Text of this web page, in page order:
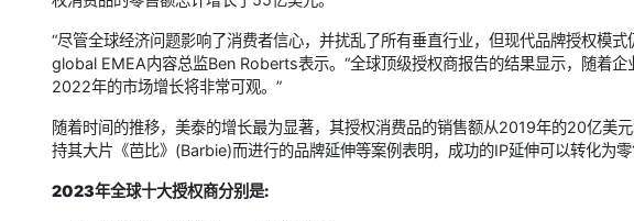
“尽管全球经济问题影响了消费者信心，并扰乱了所有垂直行业，但现代品牌授权模
global EMEA内容总监Ben Roberts表示。“全球顶级授权商报告的结果显示，随着企
2022年的市场增长将非常可观。”
随着时间的推移，美泰的增长最为显著，其授权消费品的销售额从2019年的20亿
持其大片《芭比》(Barbie)而进行的品牌延伸等案例表明，成功的IP延伸可以转化为零
2023年全球十大授权商分别是: